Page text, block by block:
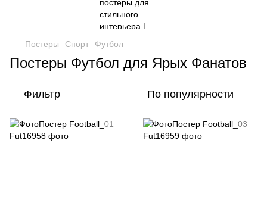
Постеры Спорт Футбол
Постеры Футбол для Ярых Фанатов
Фильтр По популярности